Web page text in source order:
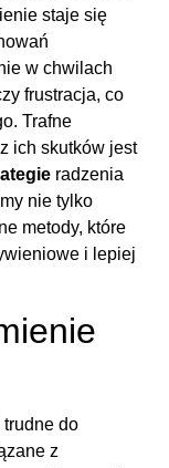
staje się
w chwilach
frustracja, co
Trafne
ich skutków jest
radzenia
nie tylko
metody, które
i lepiej
do
z